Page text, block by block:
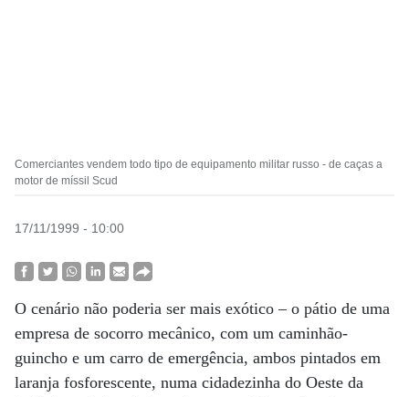
Comerciantes vendem todo tipo de equipamento militar russo - de caças a
motor de míssil Scud
17/11/1999 - 10:00
O cenário não poderia ser mais exótico – o pátio de uma
empresa de socorro mecânico, com um caminhão-
guincho e um carro de emergência, ambos pintados em
laranja fosforescente, numa cidadezinha do Oeste da